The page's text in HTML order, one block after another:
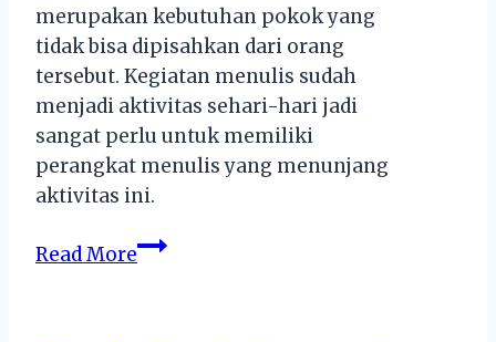
merupakan kebutuhan pokok yang
tidak bisa dipisahkan dari orang
tersebut. Kegiatan menulis sudah
menjadi aktivitas sehari-hari jadi
sangat perlu untuk memiliki
perangkat menulis yang menunjang
aktivitas ini.
Read More4